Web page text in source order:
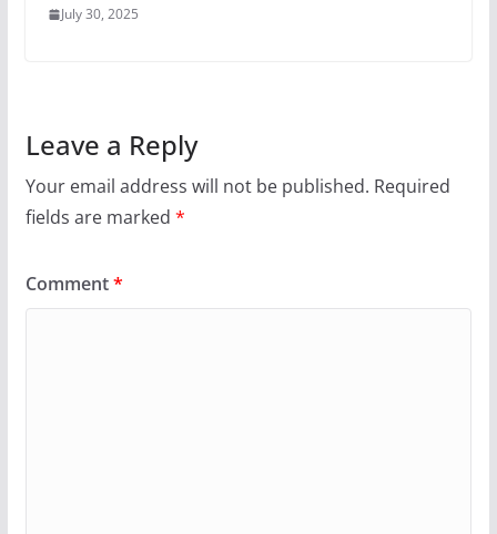
July 30, 2025
Leave a Reply
Your email address will not be published. Required
fields are marked *
Comment*